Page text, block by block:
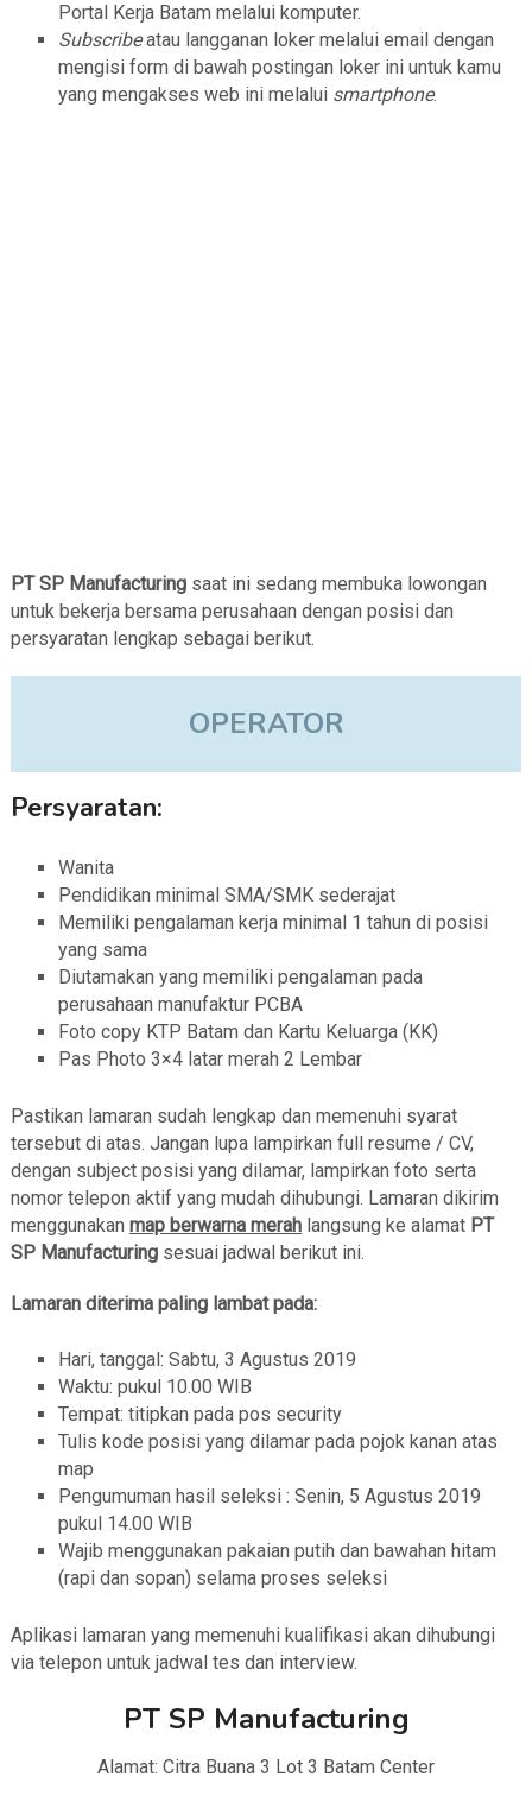
Portal Kerja Batam melalui komputer.
Subscribeatau langganan loker melalui email dengan
mengisi form di bawah postingan loker ini untuk kamu
yang mengakses web ini melalui smartphone.
PT SP Manufacturing saat ini sedang membuka lowongan
untuk bekerja bersama perusahaan dengan posisi dan
persyaratan lengkap sebagai berikut.
OPERATOR
Persyaratan:
Wanita
Pendidikan minimal SMA/SMK sederajat
Memiliki pengalaman kerja minimal 1 tahun di posisi
yang sama
Diutamakan yang memiliki pengalaman pada
perusahaan manufaktur PCBA
Foto copy KTP Batam dan Kartu Keluarga (KK)
Pas Photo 3×4 latar merah 2 Lembar
Pastikan lamaran sudah lengkap dan memenuhi syarat
tersebut di atas. Jangan lupa lampirkan full resume / CV,
dengan subject posisi yang dilamar, lampirkan foto serta
nomor telepon aktif yang mudah dihubungi. Lamaran dikirim
menggunakan map berwarna merahlangsung ke alamat PT
SP Manufacturing sesuai jadwal berikut ini.
Lamaran diterima paling lambat pada:
Hari, tanggal: Sabtu, 3 Agustus 2019
Waktu: pukul 10.00 WIB
Tempat: titipkan pada pos security
Tulis kode posisi yang dilamar pada pojok kanan atas
map
Pengumuman hasil seleksi : Senin, 5 Agustus 2019
pukul 14.00 WIB
Wajib menggunakan pakaian putih dan bawahan hitam
(rapi dan sopan) selama proses seleksi
Aplikasi lamaran yang memenuhi kualifikasi akan dihubungi
via telepon untuk jadwal tes dan interview.
PT SP Manufacturing
Alamat: Citra Buana 3 Lot 3 Batam Center